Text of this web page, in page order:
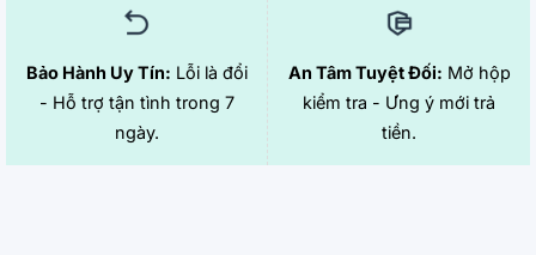
Bảo Hành Uy Tín: Lỗi là đổi
- Hỗ trợ tận tình trong 7
ngày.
An Tâm Tuyệt Đối: Mở hộp
kiểm tra - Ưng ý mới trả
tiền.